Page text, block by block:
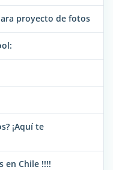
proyecto de fotos
¡Aquí te
en Chile !!!!